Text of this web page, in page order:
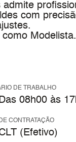
admite
com
Modelista.
DE TRABALHO
08h00 às
DE CONTRATAÇÃO
(Efetivo)